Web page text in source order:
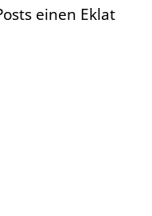
einen Eklat